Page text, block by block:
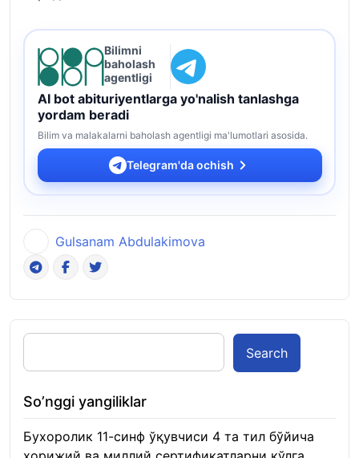
Bilimni
baholash
agentligi
AI bot abituriyentlarga yo'nalish tanlashga
yordam beradi
Bilim va malakalarni baholash agentligi ma'lumotlari asosida.
Telegram'da ochish
Gulsanam Abdulakimova
Search
So’nggi yangiliklar
Бухоролик 11-синф ўқувчиси 4 та тил бўйича